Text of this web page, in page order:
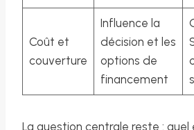
Coût et
couverture
Influence la
décision et les
options de
financement
La question centrale reste : quel